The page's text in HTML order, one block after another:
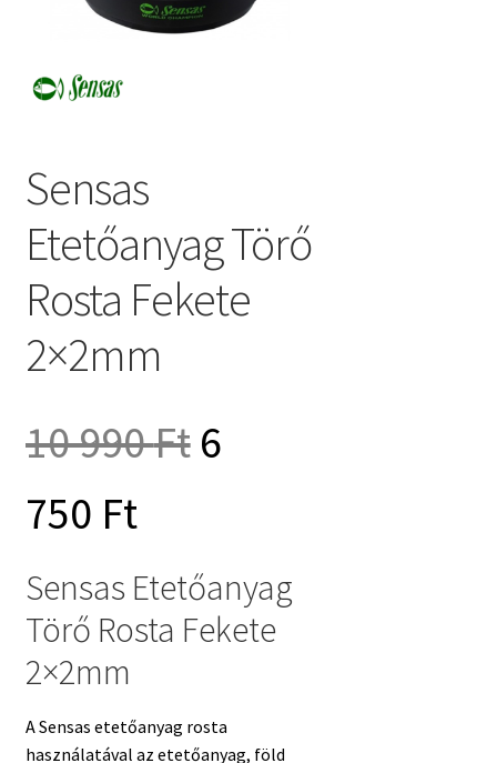
Sensas
Etetőanyag Törő
Rosta Fekete
2×2mm
10 990Ft Original
was:
10
990 Ft.
6
750 FtCurrent
price
is:
6
Sensas Etetőanyag
Törő Rosta Fekete
2×2mm
A Sensas etetőanyag rosta
használatával az etetőanyag, föld